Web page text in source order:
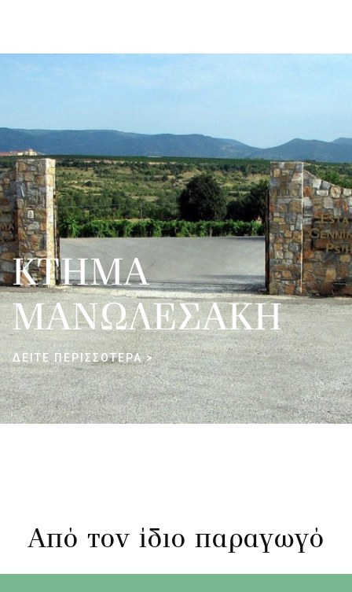
ΚΤΗΜΑ
ΜΑΝΩΛΕΣΑΚΗ
ΔΕΙΤΕ ΠΕΡΙΣΣΟΤΕΡΑ >
Από τον ίδιο παραγωγό